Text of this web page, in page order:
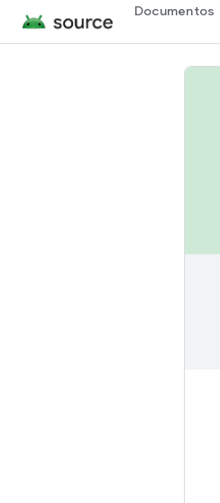
Documentos